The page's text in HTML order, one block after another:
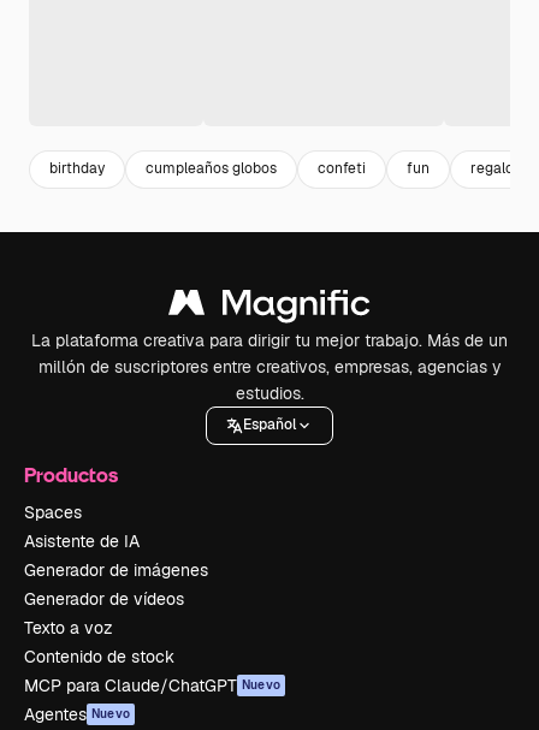
birthday cumpleaños globos confeti fun regalo
La plataforma creativa para dirigir tu mejor trabajo. Más de un
millón de suscriptores entre creativos, empresas, agencias y
estudios.
Español
Productos
Spaces
Asistente de IA
Generador de imágenes
Generador de vídeos
Texto a voz
Contenido de stock
MCP para Claude/ChatGPT Nuevo
Agentes Nuevo